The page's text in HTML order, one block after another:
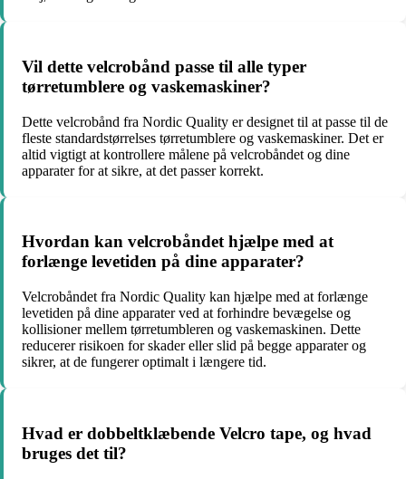
Vil dette velcrobånd passe til alle typer
tørretumblere og vaskemaskiner?
Dette velcrobånd fra Nordic Quality er designet til at passe til de
fleste standardstørrelses tørretumblere og vaskemaskiner. Det er
altid vigtigt at kontrollere målene på velcrobåndet og dine
apparater for at sikre, at det passer korrekt.
Hvordan kan velcrobåndet hjælpe med at
forlænge levetiden på dine apparater?
Velcrobåndet fra Nordic Quality kan hjælpe med at forlænge
levetiden på dine apparater ved at forhindre bevægelse og
kollisioner mellem tørretumbleren og vaskemaskinen. Dette
reducerer risikoen for skader eller slid på begge apparater og
sikrer, at de fungerer optimalt i længere tid.
Hvad er dobbeltklæbende Velcro tape, og hvad
bruges det til?